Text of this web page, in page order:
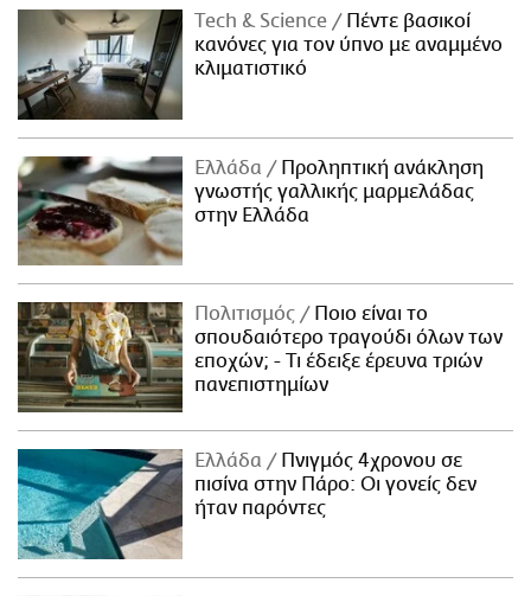
Τech & Science
Πέντε βασικοί
κανόνες για τον ύπνο με αναμμένο
κλιματιστικό
Ελλάδα
Προληπτική ανάκληση
γνωστής γαλλικής μαρμελάδας
στην Ελλάδα
Πολιτισμός
Ποιο είναι το
σπουδαιότερο τραγούδι όλων των
εποχών; - Τι έδειξε έρευνα τριών
πανεπιστημίων
Ελλάδα
Πνιγμός 4χρονου σε
πισίνα στην Πάρο: Οι γονείς δεν
ήταν παρόντες